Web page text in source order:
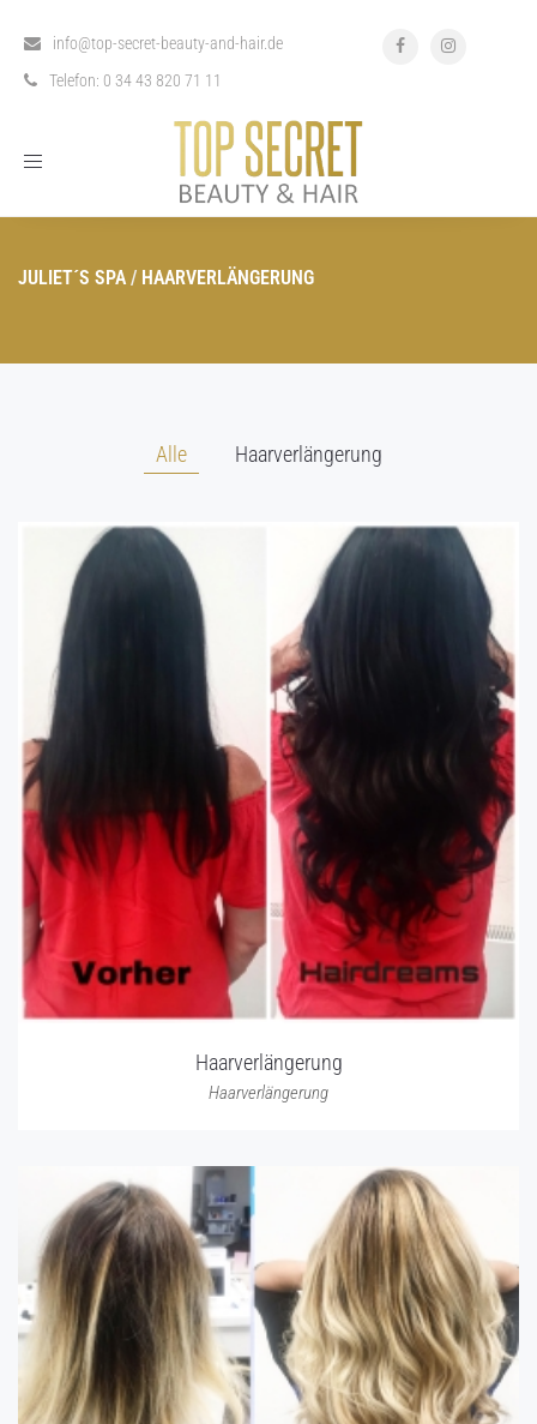
info@top-secret-beauty-and-hair.de
Telefon: 0 34 43 820 71 11
Toggle
JULIET´S SPA / HAARVERLÄNGERUNG
Alle Haarverlängerung
Haarverlängerung
Haarverlängerung